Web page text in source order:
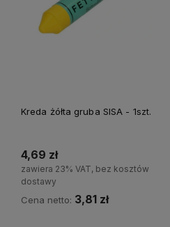
Kreda żółta gruba SISA - 1szt.
4,69 zł
zawiera 23% VAT, bez kosztów
dostawy
Cena netto: 3,81 zł